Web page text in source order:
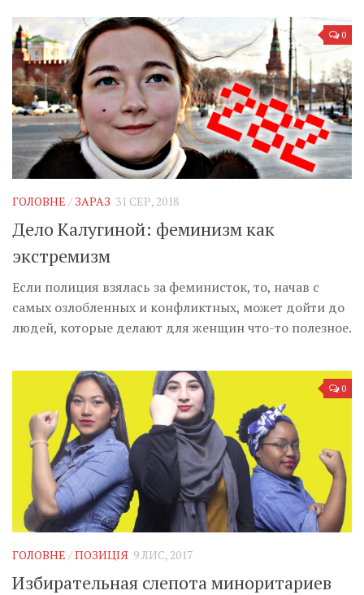
0
ГОЛОВНЕ / ЗАРАЗ 31 СЕР, 2018
Дело Калугиной: феминизм как
экстремизм
Если полиция взялась за феминисток, то, начав с
самых озлобленных и конфликтных, может дойти до
людей, которые делают для женщин что-то полезное.
0
ГОЛОВНЕ /ПОЗИЦІЯ 9 ЛИС, 2017
Избирательная слепота миноритариев